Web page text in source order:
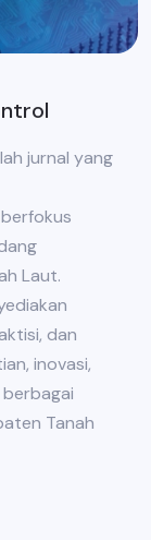
jurnal yang
Laut.
dan
inovasi,
Tanah